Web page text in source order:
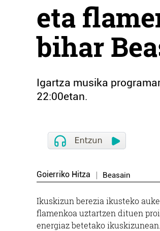
eta
bihar
Igartza musika
22:00etan.
Goierriko Hitza Beasain
Ikuskizun berezia ikusteko
flamenkoa uztartzen dituen
energiaz betetako